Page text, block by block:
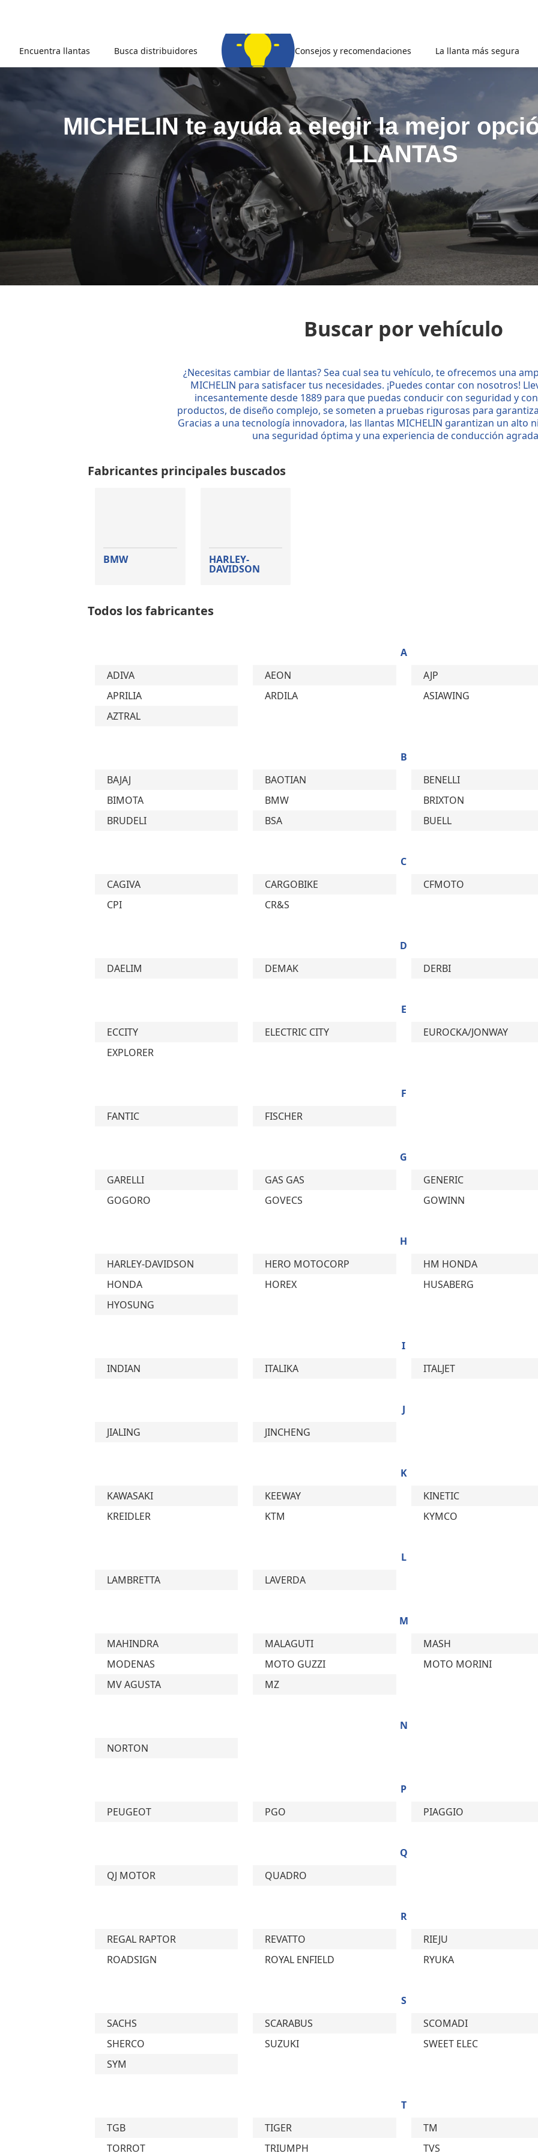
Encuentra llantas Busca distribuidores Consejos y recomendaciones La llanta más segura
MICHELIN te ayuda a elegir la mejor
LLANTAS
Buscar por vehículo
¿Necesitas cambiar de llantas? Sea cual sea tu vehículo, te ofrecemos una
MICHELIN para satisfacer tus necesidades. ¡Puedes contar con nosotros!
incesantemente desde 1889 para que puedas conducir con seguridad y
productos, de diseño complejo, se someten a pruebas rigurosas para
Gracias a una tecnología innovadora, las llantas MICHELIN garantizan un alto
una seguridad óptima y una experiencia de conducción
Fabricantes principales buscados
BMW HARLEY-
DAVIDSON
Todos los fabricantes
A
ADIVA
AEON
AJP
APRILIA
ARDILA
ASIAWING
AZTRAL
B
BAJAJ
BAOTIAN
BENELLI
BIMOTA
BMW
BRIXTON
BRUDELI
BSA BUELL
C
CAGIVA
CARGOBIKE
CFMOTO
CPI
CR&S
D
DAELIM
DEMAK DERBI
E
ECCITY
ELECTRIC CITY
EUROCKA/JONWAY
EXPLORER
F
FANTIC
FISCHER
G
GARELLI
GAS GAS
GENERIC
GOGORO
GOVECS GOWINN
H
HARLEY-DAVIDSON
HERO MOTOCORP
HM HONDA
HONDA
HOREX
HUSABERG
HYOSUNG
I
INDIAN
ITALIKA ITALJET
J
JIALING
JINCHENG
K
KAWASAKI
KEEWAY
KINETIC
KREIDLER
KTM KYMCO
L
LAMBRETTA
LAVERDA
M
MAHINDRA
MALAGUTI
MASH
MODENAS
MOTO GUZZI
MOTO MORINI
MV AGUSTA
MZ
N
NORTON
P
PEUGEOT
PGO PIAGGIO
Q
QJ MOTOR
QUADRO
R
REGAL RAPTOR
REVATTO
RIEJU
ROADSIGN
ROYAL ENFIELD RYUKA
S
SACHS
SCARABUS
SCOMADI
SHERCO
SUZUKI
SWEET ELEC
SYM
T
TGB
TIGER
TM
TORROT
TRIUMPH TVS